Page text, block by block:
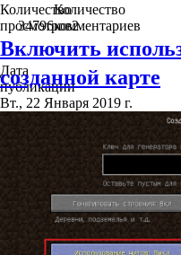
Количество
просмотров
34796
Количество
комментариев
2
Включить
созданной карте
Дата
публикации
Вт., 22 Января 2019 г.